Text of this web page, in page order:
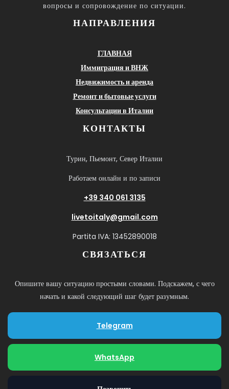
вопросы и сопровождение по ситуации.
НАПРАВЛЕНИЯ
ГЛАВНАЯ
Иммиграция и ВНЖ
Недвижимость и аренда
Ремонт и бытовые услуги
Консультации в Италии
КОНТАКТЫ
Турин, Пьемонт, Север Италии
Работаем онлайн и по записи
+39 340 061 3135
livetoitaly@gmail.com
Partita IVA: 13452890018
СВЯЗАТЬСЯ
Опишите вашу ситуацию простыми словами. Подскажем, с чего
начать и какой следующий шаг будет разумным.
Telegram
WhatsApp